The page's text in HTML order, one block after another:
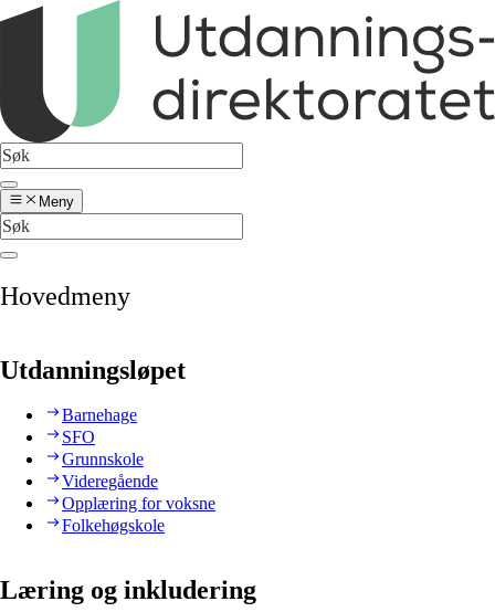
Meny
Hovedmeny
Utdanningsløpet
Barnehage
SFO
Grunnskole
Videregående
Opplæring for voksne
Folkehøgskole
Læring og inkludering